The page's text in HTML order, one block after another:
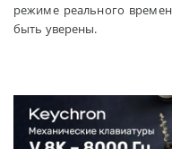
режиме реального
быть уверены.